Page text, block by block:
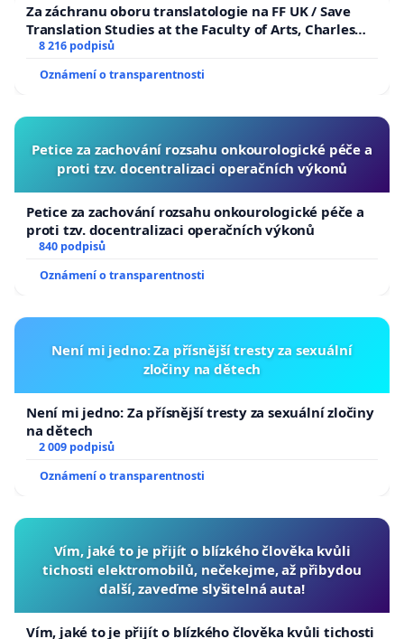
Za záchranu oboru translatologie na FF UK / Save
Translation Studies at the Faculty of Arts, Charles
University
8 216 podpisů
Oznámení o transparentnosti
Petice za zachování rozsahu onkourologické péče a
proti tzv. docentralizaci operačních výkonů
Petice za zachování rozsahu onkourologické péče a
proti tzv. docentralizaci operačních výkonů
840 podpisů
Oznámení o transparentnosti
Není mi jedno: Za přísnější tresty za sexuální
zločiny na dětech
Není mi jedno: Za přísnější tresty za sexuální zločiny
na dětech
2 009 podpisů
Oznámení o transparentnosti
Vím, jaké to je přijít o blízkého člověka kvůli
tichosti elektromobilů, nečekejme, až přibydou
další, zaveďme slyšitelná auta!
Vím, jaké to je přijít o blízkého člověka kvůli tichosti